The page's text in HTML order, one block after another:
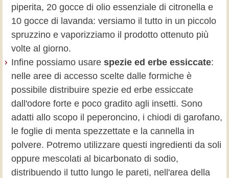
piperita, 20 gocce di olio essenziale di citronella e
10 gocce di lavanda: versiamo il tutto in un piccolo
spruzzino e vaporizziamo il prodotto ottenuto più
volte al giorno.
Infine possiamo usare spezie ed erbe essiccate:
nelle aree di accesso scelte dalle formiche è
possibile distribuire spezie ed erbe essiccate
dall'odore forte e poco gradito agli insetti. Sono
adatti allo scopo il peperoncino, i chiodi di garofano,
le foglie di menta spezzettate e la cannella in
polvere. Potremo utilizzare questi ingredienti da soli
oppure mescolati al bicarbonato di sodio,
distribuendo il tutto lungo le pareti, nell'area della